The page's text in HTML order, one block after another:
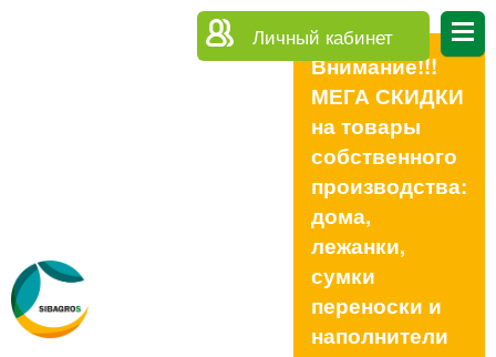
Личный кабинет
Внимание!!!
МЕГА СКИДКИ
на товары
собственного
производства:
дома,
лежанки,
сумки
переноски и
наполнители